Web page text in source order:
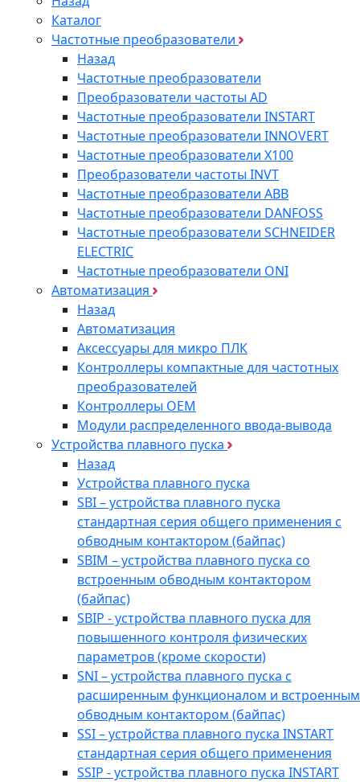
Каталог
Частотные преобразователи
Назад
Частотные преобразователи
Преобразователи частоты AD
Частотные преобразователи INSTART
Частотные преобразователи INNOVERT
Частотные преобразователи Х100
Преобразователи частоты INVT
Частотные преобразователи ABB
Частотные преобразователи DANFOSS
Частотные преобразователи SCHNEIDER
ELECTRIC
Частотные преобразователи ONI
Автоматизация
Назад
Автоматизация
Аксессуары для микро ПЛК
Контроллеры компактные для частотных
преобразователей
Контроллеры ОЕМ
Модули распределенного ввода-вывода
Устройства плавного пуска
Назад
Устройства плавного пуска
SBI – устройства плавного пуска
стандартная серия общего применения с
обводным контактором (байпас)
SBIM – устройства плавного пуска со
встроенным обводным контактором
(байпас)
SBIP - устройства плавного пуска для
повышенного контроля физических
параметров (кроме скорости)
SNI – устройства плавного пуска с
расширенным функционалом и встроенным
обводным контактором (байпас)
SSI – устройства плавного пуска INSTART
стандартная серия общего применения
SSIP - устройства плавного пуска INSTART